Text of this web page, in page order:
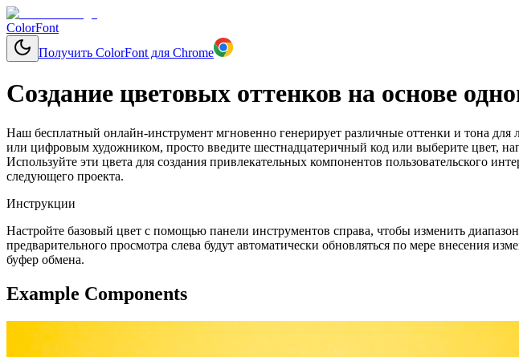
ColorFont
Получить ColorFont для Chrome
Создание цветовых оттенков на основе
Наш бесплатный онлайн-инструмент мгновенно генерирует различные оттенки и тона
или цифровым художником, просто введите шестнадцатеричный код или выберите цвет,
Используйте эти цвета для создания привлекательных компонентов пользовательского
следующего проекта.
Инструкции
Настройте базовый цвет с помощью панели инструментов справа, чтобы изменить
предварительного просмотра слева будут автоматически обновляться по мере внесения
буфер обмена.
Example Components